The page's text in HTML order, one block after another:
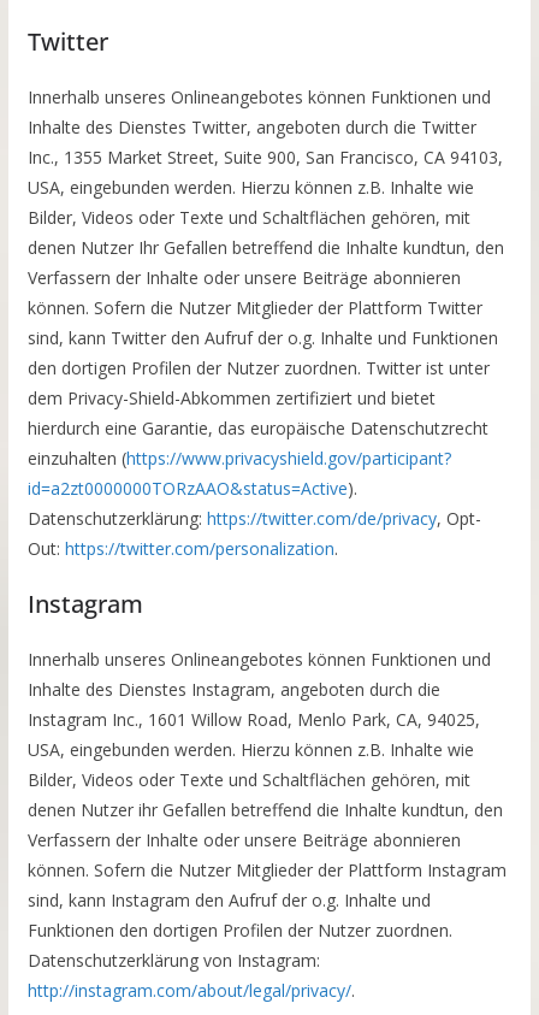
Twitter
Innerhalb unseres Onlineangebotes können Funktionen und
Inhalte des Dienstes Twitter, angeboten durch die Twitter
Inc., 1355 Market Street, Suite 900, San Francisco, CA 94103,
USA, eingebunden werden. Hierzu können z.B. Inhalte wie
Bilder, Videos oder Texte und Schaltflächen gehören, mit
denen Nutzer Ihr Gefallen betreffend die Inhalte kundtun, den
Verfassern der Inhalte oder unsere Beiträge abonnieren
können. Sofern die Nutzer Mitglieder der Plattform Twitter
sind, kann Twitter den Aufruf der o.g. Inhalte und Funktionen
den dortigen Profilen der Nutzer zuordnen. Twitter ist unter
dem Privacy-Shield-Abkommen zertifiziert und bietet
hierdurch eine Garantie, das europäische Datenschutzrecht
einzuhalten (https://www.privacyshield.gov/participant?
id=a2zt0000000TORzAAO&status=Active).
Datenschutzerklärung: https://twitter.com/de/privacy, Opt-
Out: https://twitter.com/personalization.
Instagram
Innerhalb unseres Onlineangebotes können Funktionen und
Inhalte des Dienstes Instagram, angeboten durch die
Instagram Inc., 1601 Willow Road, Menlo Park, CA, 94025,
USA, eingebunden werden. Hierzu können z.B. Inhalte wie
Bilder, Videos oder Texte und Schaltflächen gehören, mit
denen Nutzer ihr Gefallen betreffend die Inhalte kundtun, den
Verfassern der Inhalte oder unsere Beiträge abonnieren
können. Sofern die Nutzer Mitglieder der Plattform Instagram
sind, kann Instagram den Aufruf der o.g. Inhalte und
Funktionen den dortigen Profilen der Nutzer zuordnen.
Datenschutzerklärung von Instagram:
http://instagram.com/about/legal/privacy/.